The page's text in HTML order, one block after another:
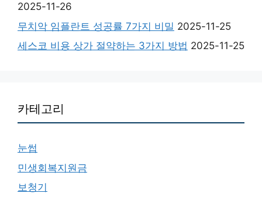
2025-11-26
무치악 임플란트 성공률 7가지 비밀 2025-11-25
세스코 비용 상가 절약하는 3가지 방법 2025-11-25
카테고리
눈썹
민생회복지원금
보청기